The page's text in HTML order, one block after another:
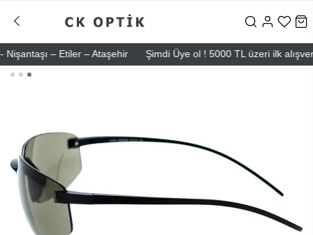
– Etiler – Ataşehir Şimdi Üye ol ! 5000 TL üzeri ilk